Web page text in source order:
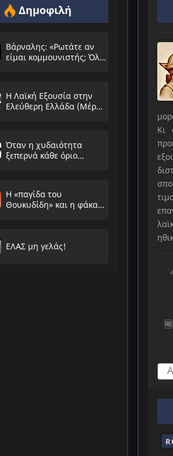
Δημοφιλή
Βάρναλης: «Ρωτάτε αν
είμαι κομμουνιστής; Όλο
Η Λαϊκή Εξουσία στην
Ελεύθερη Ελλάδα (Μέρος
Όταν η χυδαιότητα
ξεπερνά κάθε όριο…
Η «παγίδα του
Θουκυδίδη» και η φάκα
ΕΛΑΣ μη γελάς!
Κι